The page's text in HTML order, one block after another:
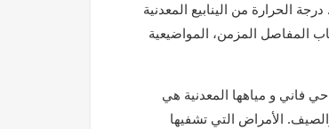
الحرارة من الينابيع المعدنية
التهاب المفاصل المزمن، المواضيعية
“سولوري”، الذي يقع على بعد 9 كم من وسط حي فاني و مياهها المعدنية هي
من 38 درجة مئوية في الشتاء والصيف. الأمراض التي تشفيها